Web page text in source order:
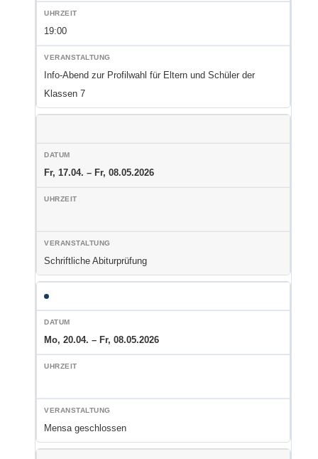
19:00
Info-Abend zur Profilwahl für Eltern und Schüler der
Klassen 7
Fr, 17.04. – Fr, 08.05.2026
Schriftliche Abiturprüfung
Mo, 20.04. – Fr, 08.05.2026
Mensa geschlossen